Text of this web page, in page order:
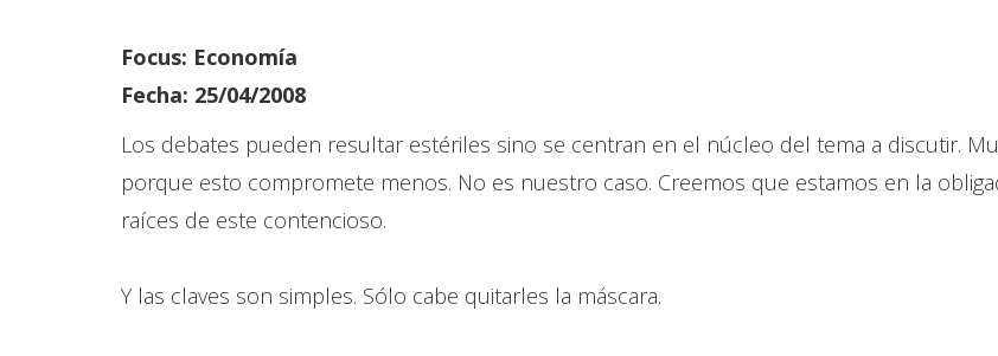
Focus: Economía
Fecha: 25/04/2008
Los debates pueden resultar estériles sino se centran en el núcleo del tema a discutir.
porque esto compromete menos. No es nuestro caso. Creemos que estamos en la
raíces de este contencioso.
Y las claves son simples. Sólo cabe quitarles la máscara.